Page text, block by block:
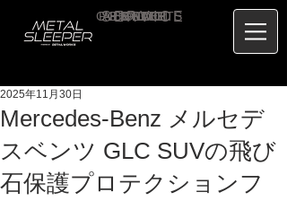
HOME
CONCEPT
SERVICE
ABOUT US
BLOG
PRICE
CONTACT
RECRUIT
Mercedes-Benz メルセデ
スベンツ GLC SUVの飛び
石保護プロテクションフ
2025年11月30日